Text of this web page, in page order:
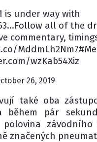
is under way with
all of the
commentary,
wzKab54Xiz
26, 2019
také oba
během pár
polovina závodního
značených